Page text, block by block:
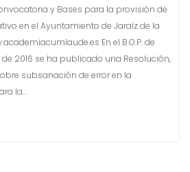
y Bases para la provisión de
en el Ayuntamiento de Jaraíz de la
En el B.O.P. de
de 2016 se ha publicado una Resolución,
subsanación de error en la
la…